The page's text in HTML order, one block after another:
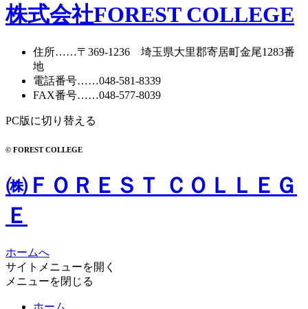
カ
イ
株式会社FOREST COLLEGE
住所……〒369-1236 埼玉県大里郡寄居町金尾1283番
地
電話番号……048-581-8339
FAX番号……048-577-8039
PC版に切り替える
© FOREST COLLEGE
㈱ＦＯＲＥＳＴ ＣＯＬＬＥＧ
Ｅ
ホームへ
サイトメニューを開く
メニューを閉じる